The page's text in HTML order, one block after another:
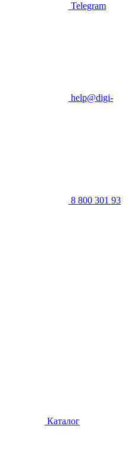
Telegram
help@digi-
8 800 301 93
Каталог